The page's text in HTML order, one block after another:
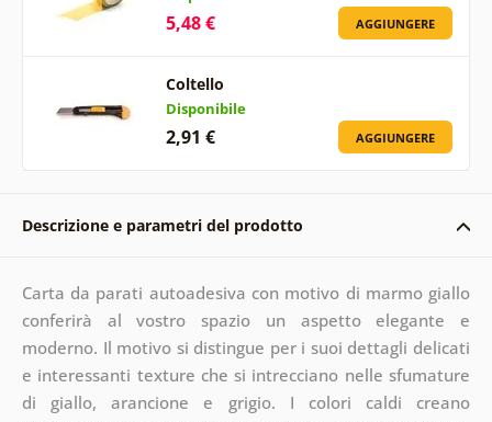
5,48 € AGGIUNGERE
Coltello
Disponibile
2,91 € AGGIUNGERE
Descrizione e parametri del prodotto
Carta da parati autoadesiva con motivo di marmo giallo
conferirà al vostro spazio un aspetto elegante e
moderno. Il motivo si distingue per i suoi dettagli delicati
e interessanti texture che si intrecciano nelle sfumature
di giallo, arancione e grigio. I colori caldi creano